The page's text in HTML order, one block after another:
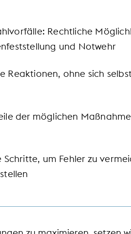
Rechtliche
und Notwehr
Reaktionen, ohne sich
der möglichen
um Fehler zu